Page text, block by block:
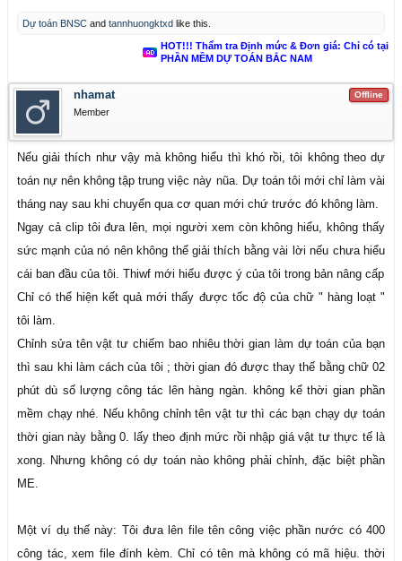
Dự toán BNSC and tannhuongktxd like this.
HOT!!! Thẩm tra Định mức & Đơn giá: Chỉ có tại
PHẦN MỀM DỰ TOÁN BẮC NAM
Offline
nhamat
Member
Nếu giải thích như vậy mà không hiểu thì khó rồi, tôi không theo dự
toán nự nên không tập trung việc này nũa. Dự toán tôi mới chỉ làm vài
tháng nay sau khi chuyển qua cơ quan mới chứ trước đó không làm.
Ngay cả clip tôi đưa lên, mọi người xem còn không hiểu, không thấy
sức mạnh của nó nên không thể giải thích bằng vài lời nếu chưa hiểu
cái ban đầu của tôi. Thiwf mới hiểu được ý của tôi trong bản nâng cấp
Chỉ có thể hiện kết quả mới thấy được tốc độ của chữ " hàng loạt "
tôi làm.
Chỉnh sửa tên vật tư chiếm bao nhiêu thời gian làm dự toán của bạn
thì sau khi làm cách của tôi ; thời gian đó được thay thế bằng chữ 02
phút dù số lượng công tác lên hàng ngàn. không kể thời gian phần
mềm chạy nhé. Nếu không chỉnh tên vật tư thì các bạn chạy dự toán
thời gian này bằng 0. lấy theo định mức rồi nhập giá vật tư thực tế là
xong. Nhưng không có dự toán nào không phải chỉnh, đặc biệt phần
ME.
Một ví dụ thế này: Tôi đưa lên file tên công việc phần nước có 400
công tác, xem file đính kèm. Chỉ có tên mà không có mã hiệu. thời